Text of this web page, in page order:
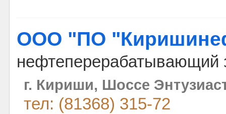
ООО "ПО
нефтеперерабатывающий
г. Кириши, Шоссе
тел: (81368) 315-72